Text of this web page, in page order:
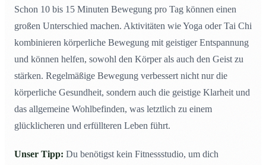
Schon 10 bis 15 Minuten Bewegung pro Tag können einen
großen Unterschied machen. Aktivitäten wie Yoga oder Tai Chi
kombinieren körperliche Bewegung mit geistiger Entspannung
und können helfen, sowohl den Körper als auch den Geist zu
stärken. Regelmäßige Bewegung verbessert nicht nur die
körperliche Gesundheit, sondern auch die geistige Klarheit und
das allgemeine Wohlbefinden, was letztlich zu einem
glücklicheren und erfüllteren Leben führt.
Unser Tipp: Du benötigst kein Fitnessstudio, um dich